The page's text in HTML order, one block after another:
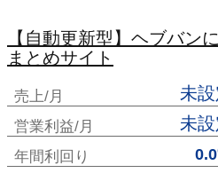
【自動更新型】ヘブバン
まとめサイト
売上/月 未設
営業利益/月 未設
年間利回り 0.0